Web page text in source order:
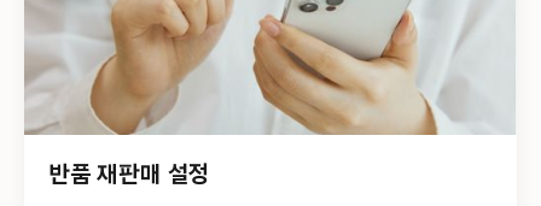
반품 재판매 설정